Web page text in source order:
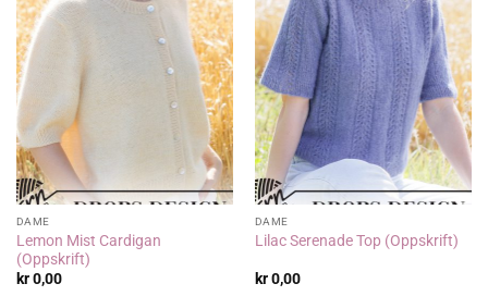
DAME
Lemon Mist Cardigan
(Oppskrift)
kr0,00
DAME
Lilac Serenade Top (Oppskrift)
kr0,00